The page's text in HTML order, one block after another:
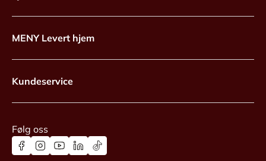
MENY Levert hjem
Kundeservice
Følg oss